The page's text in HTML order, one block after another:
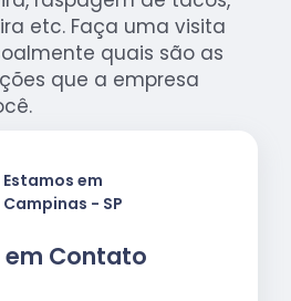
etc. Faça uma visita
quais são as
que a empresa
em Contato
Estamos em
Campinas - SP